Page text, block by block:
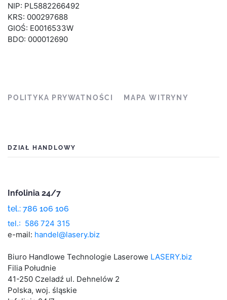
NIP: PL5882266492
KRS: 000297688
GIOŚ: E0016533W
BDO: 000012690
POLITYKA PRYWATNOŚCI MAPA WITRYNY
DZIAŁ HANDLOWY
Infolinia 24/7
tel.: 786 106 106
tel.: 586 724 315
e-mail: handel@lasery.biz
Biuro Handlowe Technologie Laserowe LASERY.biz
Filia Południe
41-250 Czeladź ul. Dehnelów 2
Polska, woj. śląskie